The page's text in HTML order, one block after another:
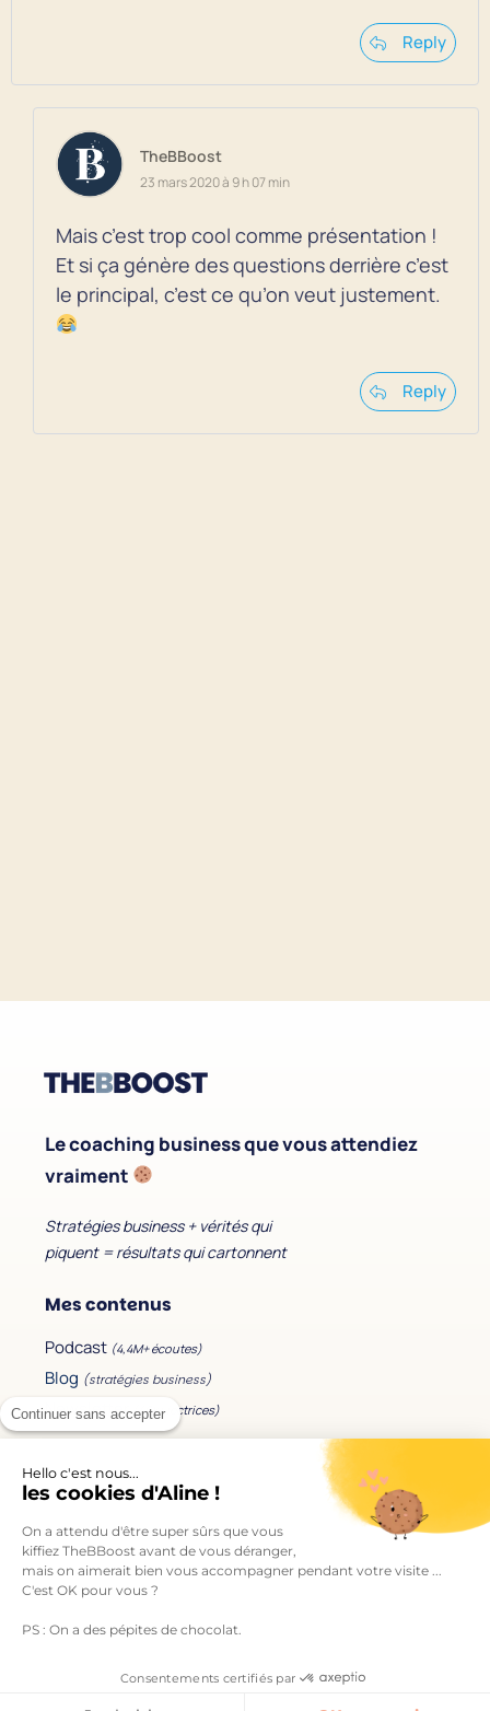
Continuer sans accepter
Hello c'est nous...
les cookies d'Aline !
On a attendu d'être super sûrs que vous
kiffiez TheBBoost avant de vous déranger,
mais on aimerait bien vous accompagner pendant votre visite ...
C'est OK pour vous ?
PS : On a des pépites de chocolat.
Consentements certifiés par
Reply
TheBBoost
23 mars 2020 à 9 h 07 min
Mais c’est trop cool comme présentation !
Et si ça génère des questions derrière c’est
le principal, c’est ce qu’on veut justement.
Reply
Le coaching business que vous attendiez
vraiment
Stratégies business + vérités qui
piquent = résultats qui cartonnent
Mes contenus
Podcast (4,4M+ écoutes)
Blog (stratégies business)
Newsletter (40k+ lectrices)
Mes accompagnements
Les formations
Le Bootcamp Signed.
Mon séminaire business
Accéder à votre espace formation